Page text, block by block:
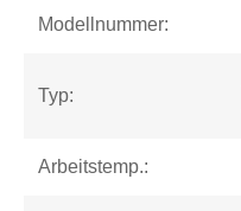
Modellnummer:
Typ:
Arbeitstemp.: